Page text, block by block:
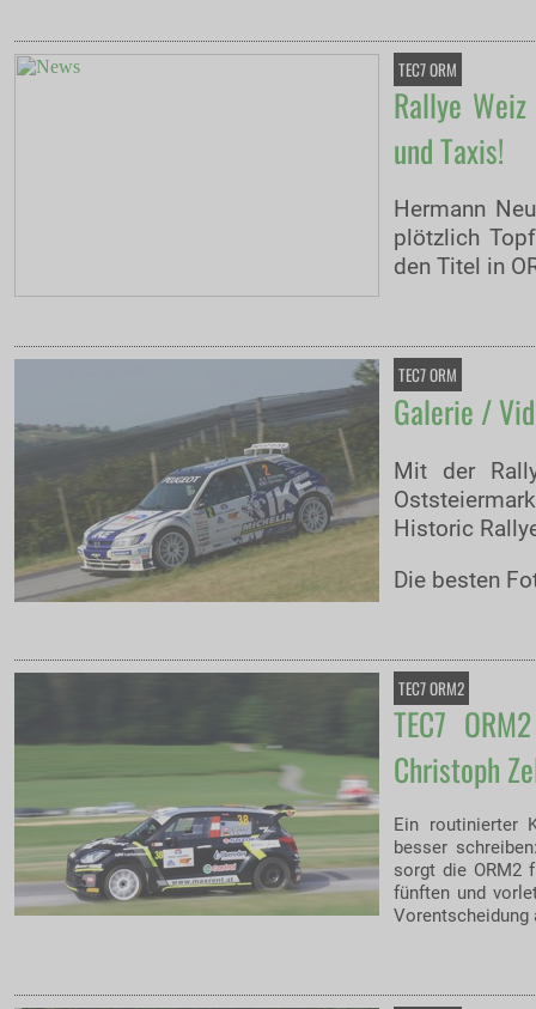
TEC7 ORM
Rallye
und Taxis!
Hermann
plötzlich
den Titel in
TEC7 ORM
Galerie /
Mit der
Historic
Die besten
TEC7 ORM2
TEC7
Christoph
Ein routinierter
besser
sorgt die ORM2
fünften und
Vorentscheidung